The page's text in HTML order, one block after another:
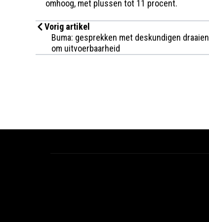
omhoog, met plussen tot 11 procent.
Vorig artikel
Buma: gesprekken met deskundigen draaien
om uitvoerbaarheid